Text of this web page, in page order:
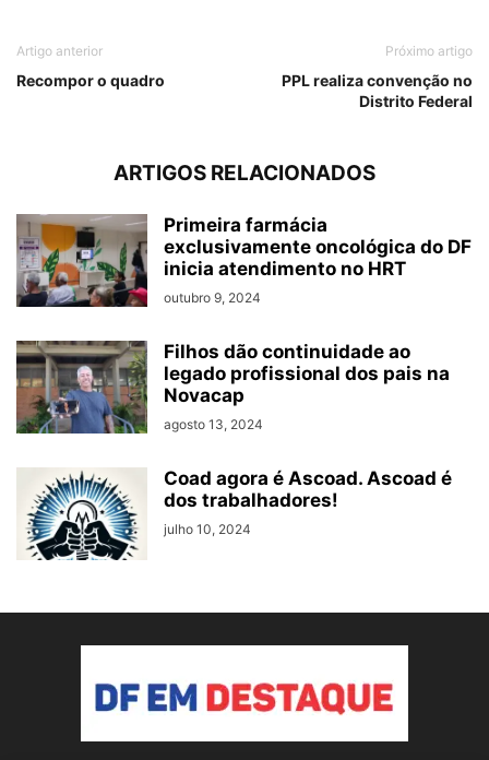
Artigo anterior
Recompor o quadro
Próximo artigo
PPL realiza convenção no
Distrito Federal
ARTIGOS RELACIONADOS
Primeira farmácia
exclusivamente oncológica do DF
inicia atendimento no HRT
outubro 9, 2024
Filhos dão continuidade ao
legado profissional dos pais na
Novacap
agosto 13, 2024
Coad agora é Ascoad. Ascoad é
dos trabalhadores!
julho 10, 2024